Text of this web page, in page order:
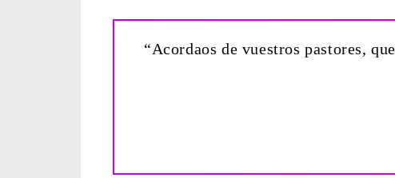
“Acordaos de vuestros pastores,